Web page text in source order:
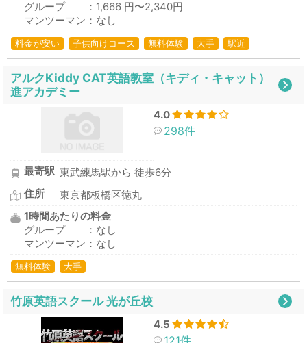
グループ ：1,666 円〜2,340円
マンツーマン：なし
料金が安い 子供向けコース 無料体験 大手 駅近
アルクKiddy CAT英語教室（キディ・キャット）
進アカデミー
4.0
298件
最寄駅 東武練馬駅から 徒歩6分
住所
東京都板橋区徳丸
1時間あたりの料金
グループ ：なし
マンツーマン：なし
無料体験 大手
竹原英語スクール 光が丘校
4.5
121件